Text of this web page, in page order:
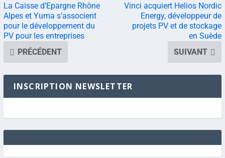
La Caisse d’Epargne Rhône
Alpes et Yuma s’associent
pour le développement du
PV pour les entreprises
PRÉCÉDENT
Vinci acquiert Helios Nordic
Energy, développeur de
projets PV et de stockage
en Suède
SUIVANT
INSCRIPTION NEWSLETTER